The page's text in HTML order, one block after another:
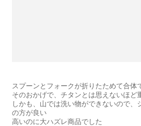
スプーンとフォークが折りたためて合体
そのおかげで、チタンとは思えないほど
しかも、山では洗い物ができないので、
の方が良い
高いのに大ハズレ商品でした